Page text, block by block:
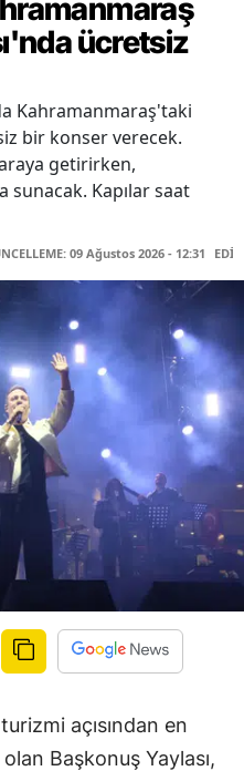
ücretsiz
Kahramanmaraş'taki
bir konser verecek.
getirirken,
sunacak. Kapılar saat
09 Ağustos 2026 - 12:31
açısından en
Başkonuş Yaylası,